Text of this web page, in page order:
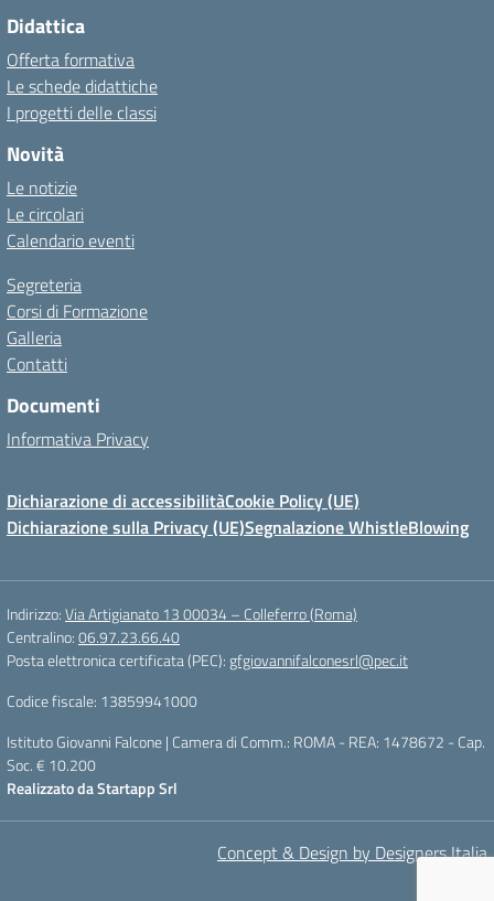
Didattica
Offerta formativa
Le schede didattiche
I progetti delle classi
Novità
Le notizie
Le circolari
Calendario eventi
Segreteria
Corsi di Formazione
Galleria
Contatti
Documenti
Informativa Privacy
Dichiarazione di accessibilitàCookie Policy (UE)
Dichiarazione sulla Privacy (UE)Segnalazione WhistleBlowing
Indirizzo:Via Artigianato 13 00034 – Colleferro (Roma)
Centralino:06.97.23.66.40
Posta elettronica certificata (PEC): gfgiovannifalconesrl@pec.it
Codice fiscale: 13859941000
Istituto Giovanni Falcone | Camera di Comm.: ROMA - REA: 1478672 - Cap.
Soc. € 10.200
Realizzato daStartapp Srl
Concept & Design by Designers Italia